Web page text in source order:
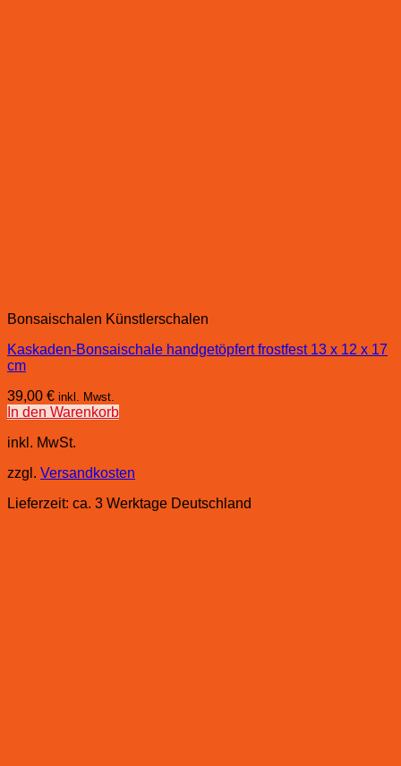
Bonsaischalen Künstlerschalen
Kaskaden-Bonsaischale handgetöpfert frostfest 13 x 12 x 17
cm
39,00 € inkl. Mwst.
In den Warenkorb
inkl. MwSt.
zzgl. Versandkosten
Lieferzeit: ca. 3 Werktage Deutschland